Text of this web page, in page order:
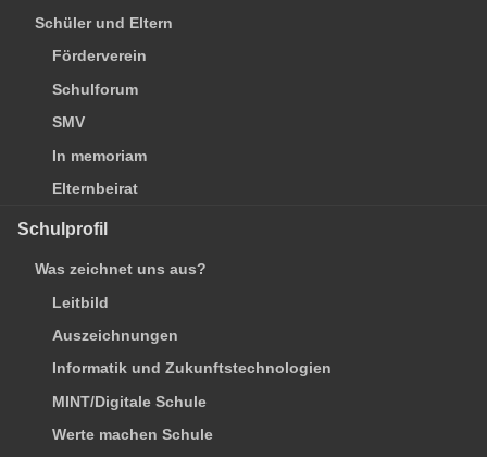
Schüler und Eltern
Förderverein
Schulforum
SMV
In memoriam
Elternbeirat
Schulprofil
Was zeichnet uns aus?
Leitbild
Auszeichnungen
Informatik und Zukunftstechnologien
MINT/Digitale Schule
Werte machen Schule